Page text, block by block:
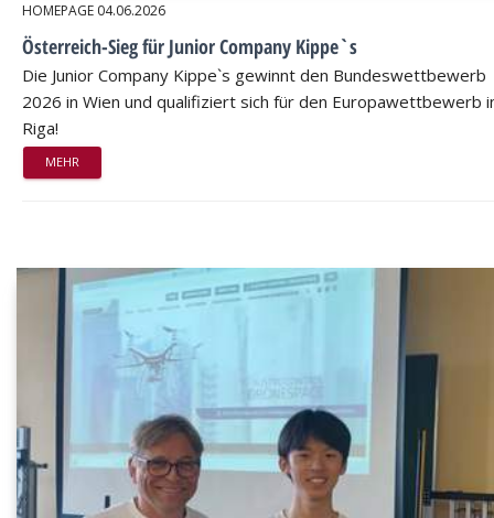
HOMEPAGE 04.06.2026
Österreich-Sieg für Junior Company Kippe`s
Die Junior Company Kippe`s gewinnt den Bundeswettbewerb
2026 in Wien und qualifiziert sich für den Europawettbewerb
Riga!
MEHR